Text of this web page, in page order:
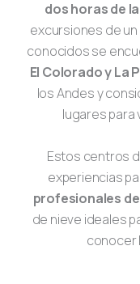
dos horas de
excursiones de un
conocidos se
El Colorado y La
los Andes y
lugares para
Estos centros
experiencias
profesionales
de nieve ideales
conocer